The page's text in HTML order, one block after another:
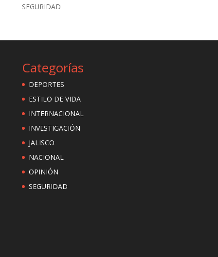
SEGURIDAD
Categorías
DEPORTES
ESTILO DE VIDA
INTERNACIONAL
INVESTIGACIÓN
JALISCO
NACIONAL
OPINIÓN
SEGURIDAD